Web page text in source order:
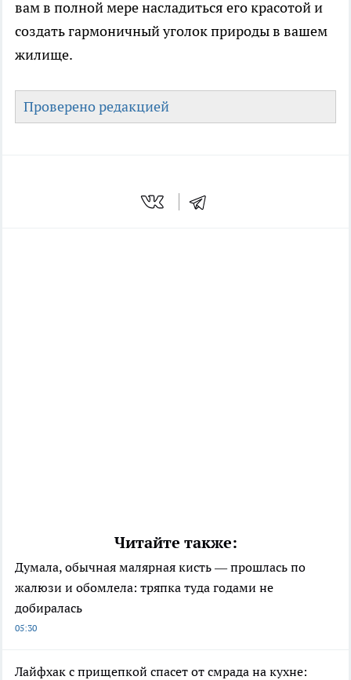
вам в полной мере насладиться его красотой и
создать гармоничный уголок природы в вашем
жилище.
Проверено редакцией
Читайте также:
Думала, обычная малярная кисть — прошлась по
жалюзи и обомлела: тряпка туда годами не
добиралась
05:30
Лайфхак с прищепкой спасет от смрада на кухне: